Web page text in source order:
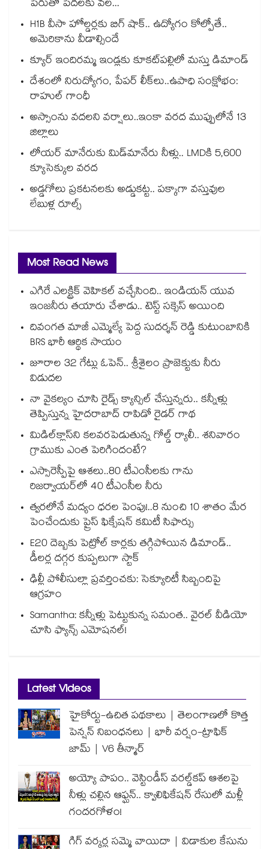
పేరుతో పేదలకు వల...
H1B వీసా హోల్డర్లకు బిగ్ షాక్.. ఉద్యోగం కోల్పోతే..
అమెరికాను వీడాల్సిందే
క్యూర్ ఇందిరమ్మ ఇండ్లకు కూకట్‌‌‌‌పల్లిలో మస్తు డిమాండ్
దేశంలో నిరుద్యోగం, పేపర్ లీక్‌‌‌‌‌‌‌‌లు..ఉపాధి సంక్షోభం:
రాహుల్ గాంధీ
అస్సాంను వదలని వర్షాలు..ఇంకా వరద ముప్పులోనే 13
జిల్లాలు
లోయర్‌‌‌‌ మానేరుకు మిడ్‌‌మానేరు నీళ్లు.. LMDకి 5,600
క్యూసెక్కుల వరద
అడ్డగోలు ప్రకటనలకు అడ్డుకట్ట.. పక్కాగా వస్తువుల
లేబుళ్ల రూల్స్
Most Read News
ఎగిరే ఎలక్ట్రిక్ వెహికల్ వచ్చేసింది.. ఇండియన్ యువ
ఇంజనీరు తయారు చేశాడు.. టెస్ట్ సక్సెస్ అయింది
దివంగత మాజీ ఎమ్మెల్యే పెద్ద సుదర్శన్ రెడ్డి కుటుంబానికి
BRS భారీ ఆర్థిక సాయం
జూరాల 32 గేట్లు ఓపెన్.. శ్రీశైలం ప్రాజెక్టుకు నీరు
విడుదల
నా వైకల్యం చూసి రైడ్స్ క్యాన్సిల్ చేస్తున్నరు.. కన్నీళ్లు
తెప్పిస్తున్న హైదరాబాద్ రాపిడో రైడర్ గాథ
మిడిల్‌క్లాస్‌ని కలవరపెడుతున్న గోల్డ్ ర్యాలీ.. శనివారం
గ్రాముకు ఎంత పెరిగిందంటే?
ఎస్సారెస్పీపై ఆశలు..80 టీఎంసీలకు గాను
రిజర్వాయర్‌‌‌‌‌‌‌‌‌‌‌‌‌‌‌‌లో 40 టీఎంసీల నీరు
త్వరలోనే మద్యం ధ‌‌ర‌‌ల పెంపు!..8 నుంచి 10 శాతం మేర
పెంచేందుకు ప్రైస్ ఫిక్సేష‌‌న్ క‌‌మిటీ సిఫార్సు
E20 దెబ్బకు పెట్రోల్ కార్లకు తగ్గిపోయిన డిమాండ్..
డీలర్ల దగ్గర కుప్పలుగా స్టాక్
ఢిల్లీ పోలీసుల్లా ప్రవర్తించకు: సెక్యూరిటీ సిబ్బందిపై
ఆగ్రహం
Samantha: కన్నీళ్లు పెట్టుకున్న సమంత.. వైరల్ వీడియో
చూసి ఫ్యాన్స్ ఎమోషనల్!
Latest Videos
హైకోర్టు-ఉచిత పథకాలు | తెలంగాణలో కొత్త
పెన్షన్ నిబంధనలు | భారీ వర్షం-ట్రాఫిక్
జామ్ | V6 తీన్మార్
అయ్యో పాపం.. వెస్టిండీస్ వరల్డ్‌కప్ ఆశలపై
నీళ్లు చల్లిన ఆఫ్ఘన్.. క్వాలిఫికేషన్ రేసులో మళ్లీ
గందరగోళం!
గిగ్ వర్కర్ల సమ్మె వాయిదా | విడాకుల కేసును